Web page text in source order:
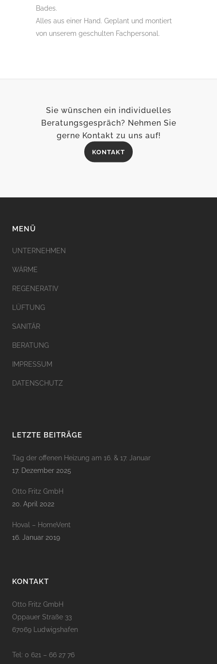
Bades.
Alles aus einer Hand. Geplant und montiert
von unserem geschulten Fachpersonal.
Sie wünschen ein individuelles
Beratungsgespräch? Nehmen Sie
gerne Kontakt zu uns auf!
KONTAKT
MENÜ
UNTERNEHMEN
WÄRME
REGENERATIV
LÜFTUNG
SANITÄR
BERATUNG
IMPRESSUM
DATENSCHUTZ
LETZTE BEITRÄGE
Tag der offenen Heizung am 16. & 17. Januar
17. Dezember 2025
Otto Fritz GmbH
20. April 2022
Hoval – HomeVent
16. Januar 2019
KONTAKT
Otto Fritz GmbH
Oppauer Straße 33
67069 Ludwigshafen
Tel: 0 621 – 66 27 76